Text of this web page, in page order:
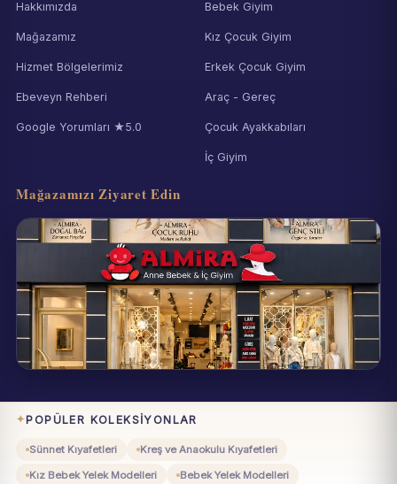
Hakkımızda
Mağazamız
Hizmet Bölgelerimiz
Ebeveyn Rehberi
Google Yorumları ★5.0
Bebek Giyim
Kız Çocuk Giyim
Erkek Çocuk Giyim
Araç - Gereç
Çocuk Ayakkabıları
İç Giyim
Mağazamızı Ziyaret Edin
Eynesil / Giresun
Pazartesi–Cumartesi 09:00–19:00
POPÜLER KOLEKSIYONLAR
Sünnet Kıyafetleri Kreş ve Anaokulu Kıyafetleri
Kız Bebek Yelek Modelleri Bebek Yelek Modelleri